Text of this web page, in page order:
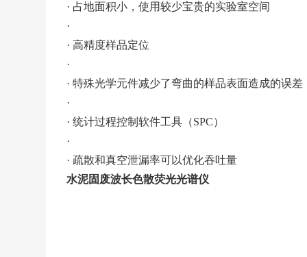
· 占地面积小，使用较少宝贵的实验室空间
·
·高精度样品定位
·
·特殊光学元件减少了弯曲的样品表面造成的误差
·
·统计过程控制软件工具（SPC）
·
· 疏散和真空泄漏率可以优化吞吐量
水泥固废波长色散荧光光谱仪